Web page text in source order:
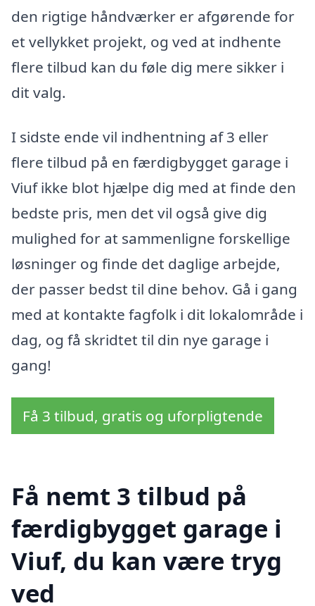
den rigtige håndværker er afgørende for
et vellykket projekt, og ved at indhente
flere tilbud kan du føle dig mere sikker i
dit valg.
I sidste ende vil indhentning af 3 eller
flere tilbud på en færdigbygget garage i
Viuf ikke blot hjælpe dig med at finde den
bedste pris, men det vil også give dig
mulighed for at sammenligne forskellige
løsninger og finde det daglige arbejde,
der passer bedst til dine behov. Gå i gang
med at kontakte fagfolk i dit lokalområde i
dag, og få skridtet til din nye garage i
gang!
Få 3 tilbud, gratis og uforpligtende
Få nemt 3 tilbud på
færdigbygget garage i
Viuf, du kan være tryg
ved